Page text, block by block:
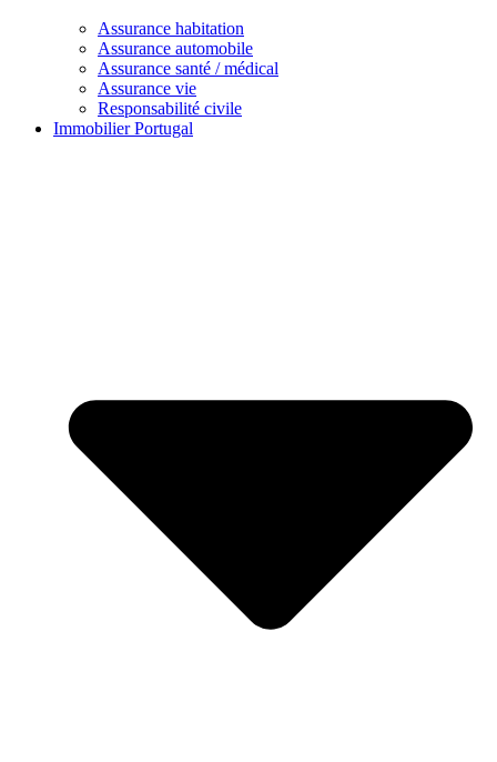
Assurance habitation
Assurance automobile
Assurance santé / médical
Assurance vie
Responsabilité civile
Immobilier Portugal